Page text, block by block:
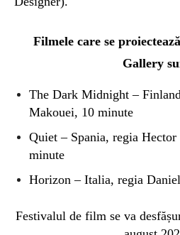
Filmele care se
Gallery
The Dark Midnight –
Makouei, 10 minute
Quiet – Spania, regia
minute
Horizon – Italia, regia
Festivalul de film se va